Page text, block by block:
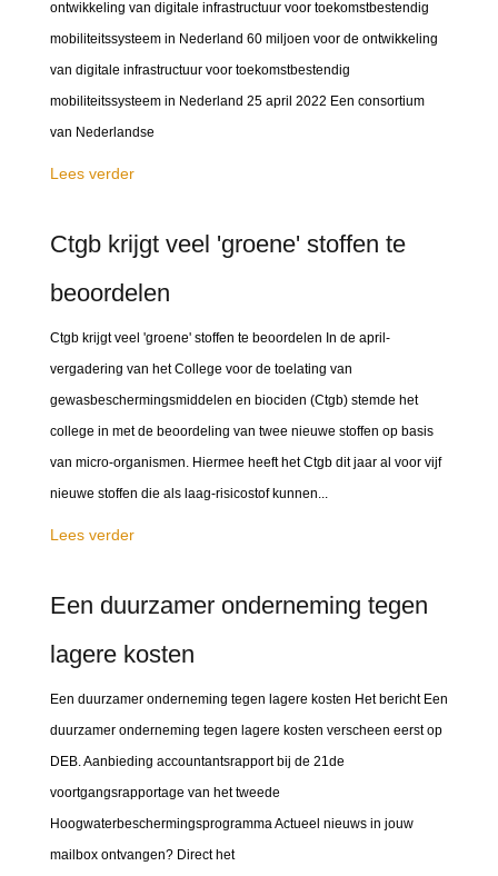
ontwikkeling van digitale infrastructuur voor toekomstbestendig
mobiliteitssysteem in Nederland 60 miljoen voor de ontwikkeling
van digitale infrastructuur voor toekomstbestendig
mobiliteitssysteem in Nederland 25 april 2022 Een consortium
van Nederlandse
Lees verder
Ctgb krijgt veel 'groene' stoffen te
beoordelen
Ctgb krijgt veel 'groene' stoffen te beoordelen In de april-
vergadering van het College voor de toelating van
gewasbeschermingsmiddelen en biociden (Ctgb) stemde het
college in met de beoordeling van twee nieuwe stoffen op basis
van micro-organismen. Hiermee heeft het Ctgb dit jaar al voor vijf
nieuwe stoffen die als laag-risicostof kunnen...
Lees verder
Een duurzamer onderneming tegen
lagere kosten
Een duurzamer onderneming tegen lagere kosten Het bericht Een
duurzamer onderneming tegen lagere kosten verscheen eerst op
DEB. Aanbieding accountantsrapport bij de 21de
voortgangsrapportage van het tweede
Hoogwaterbeschermingsprogramma Actueel nieuws in jouw
mailbox ontvangen? Direct het